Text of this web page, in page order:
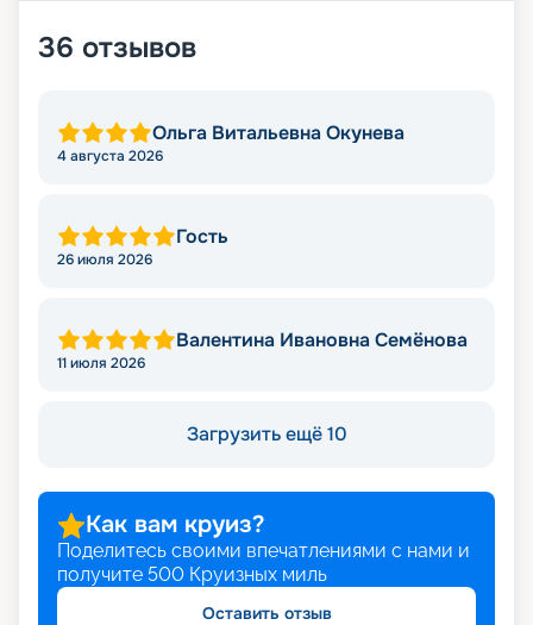
36 отзывов
Ольга Витальевна Окунева
4 августа 2026
Гость
26 июля 2026
Валентина Ивановна Семёнова
11 июля 2026
Загрузить ещё 10
Как вам круиз?
Поделитесь своими впечатлениями с нами и
получите 500 Круизных миль
Оставить отзыв